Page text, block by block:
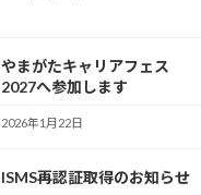
やまがたキャリアフェス
2027へ参加します
2026年1月22日
ISMS再認証取得のお知らせ